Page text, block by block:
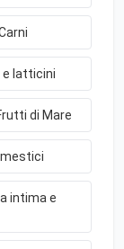
e latticini
di Mare
intima e